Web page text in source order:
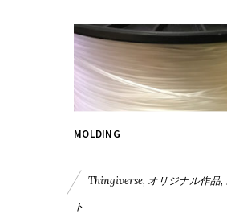
MOLDING
Thingiverse, オリジナル作品,
ト